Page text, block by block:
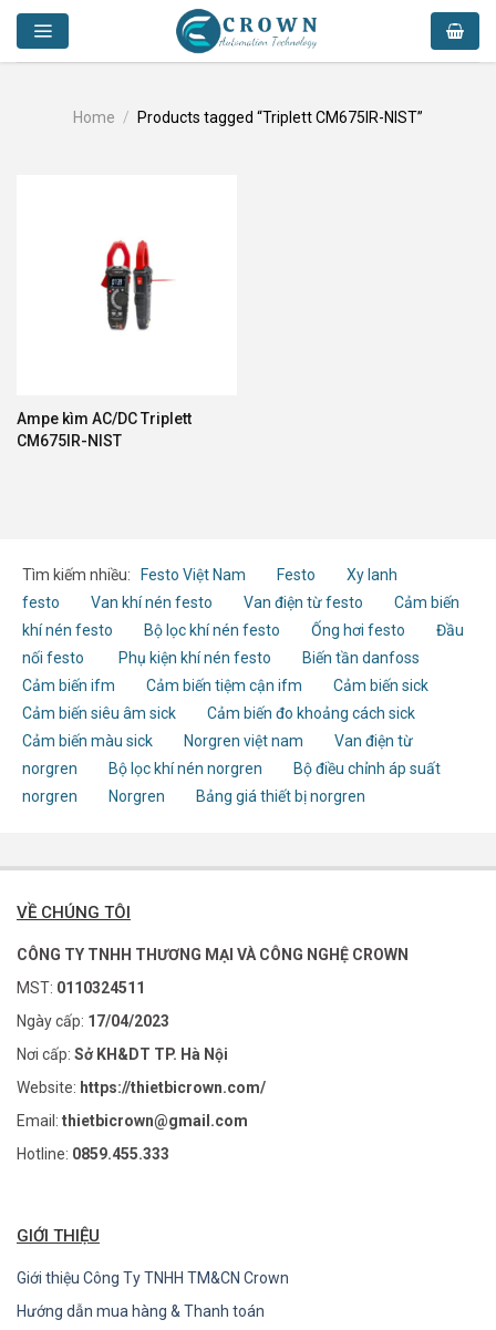
Skip
content
Home / Products tagged “Triplett CM675IR-NIST”
Ampe kìm AC/DC Triplett
CM675IR-NIST
Tìm kiếm nhiều: Festo Việt Nam Festo
Xy lanh
festo
Van khí nén festo Van điện từ festo
Cảm biến
khí nén festo
Bộ lọc khí nén festo Ống hơi festo
Đầu
nối festo
Phụ kiện khí nén festo
Biến tần danfoss
Cảm biến ifm
Cảm biến tiệm cận ifm
Cảm biến sick
Cảm biến siêu âm sick
Cảm biến đo khoảng cách sick
Cảm biến màu sick
Norgren việt nam
Van điện từ
norgren
Bộ lọc khí nén norgren
Bộ điều chỉnh áp suất
norgren
Norgren Bảng giá thiết bị norgren
VỀ CHÚNG TÔI
CÔNG TY TNHH THƯƠNG MẠI VÀ CÔNG NGHỆ CROWN
MST: 0110324511
Ngày cấp: 17/04/2023
Nơi cấp: Sở KH&DT TP. Hà Nội
Website: https://thietbicrown.com/
Email: thietbicrown@gmail.com
Hotline: 0859.455.333
GIỚI THIỆU
Giới thiệu Công Ty TNHH TM&CN Crown
Hướng dẫn mua hàng & Thanh toán